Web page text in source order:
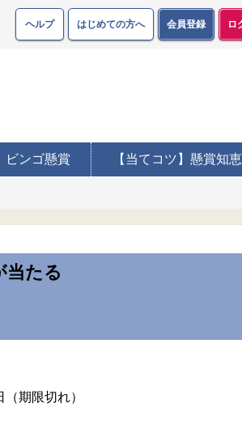
ヘルプ はじめての方へ 会員登録 ロ
ビンゴ懸賞 【当てコツ】懸賞知
当たる
期限切れ）